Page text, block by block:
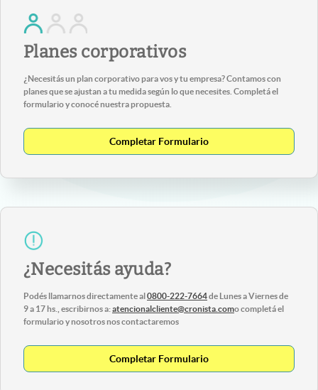
Planes corporativos
¿Necesitás un plan corporativo para vos y tu empresa? Contamos con
planes que se ajustan a tu medida según lo que necesites. Completá el
formulario y conocé nuestra propuesta.
Completar Formulario
¿Necesitás ayuda?
Podés llamarnos directamente al 0800-222-7664de Lunes a Viernes de
9 a 17 hs., escribirnos a:atencionalcliente@cronista.como completá el
formulario y nosotros nos contactaremos
Completar Formulario